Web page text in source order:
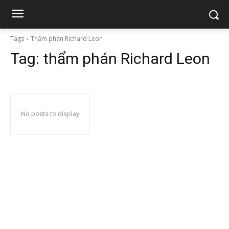
Tags Thẩm phán Richard Leon
Tag: thẩm phán Richard Leon
No posts to display